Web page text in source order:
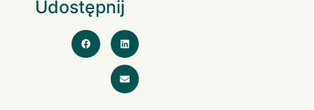
Udostępnij